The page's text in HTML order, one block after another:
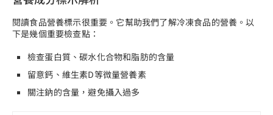
閱讀食品營養標示很重要。它幫助我們了解冷凍食品的營養。以
下是幾個重要檢查點：
檢查蛋白質、碳水化合物和脂肪的含量
留意鈣、維生素D等微量營養素
關注鈉的含量，避免攝入過多